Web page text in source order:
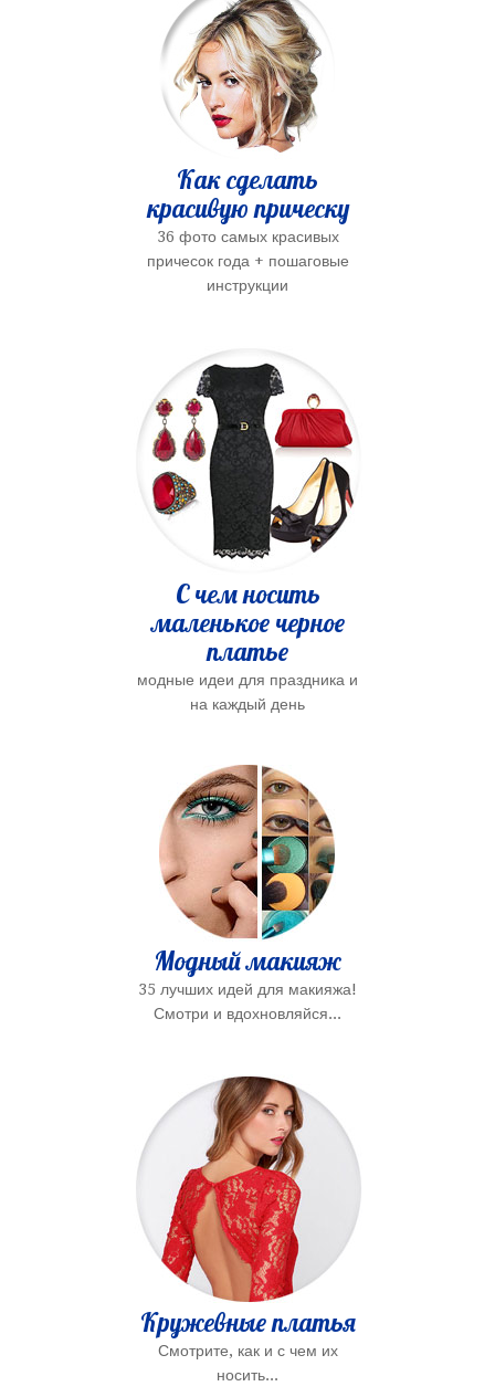
Как сделать
красивую прическу
36 фото самых красивых
причесок года + пошаговые
инструкции
С чем носить
маленькое черное
платье
модные идеи для праздника и
на каждый день
Модный макияж
35 лучших идей для макияжа!
Смотри и вдохновляйся...
Кружевные платья
Смотрите, как и с чем их
носить...